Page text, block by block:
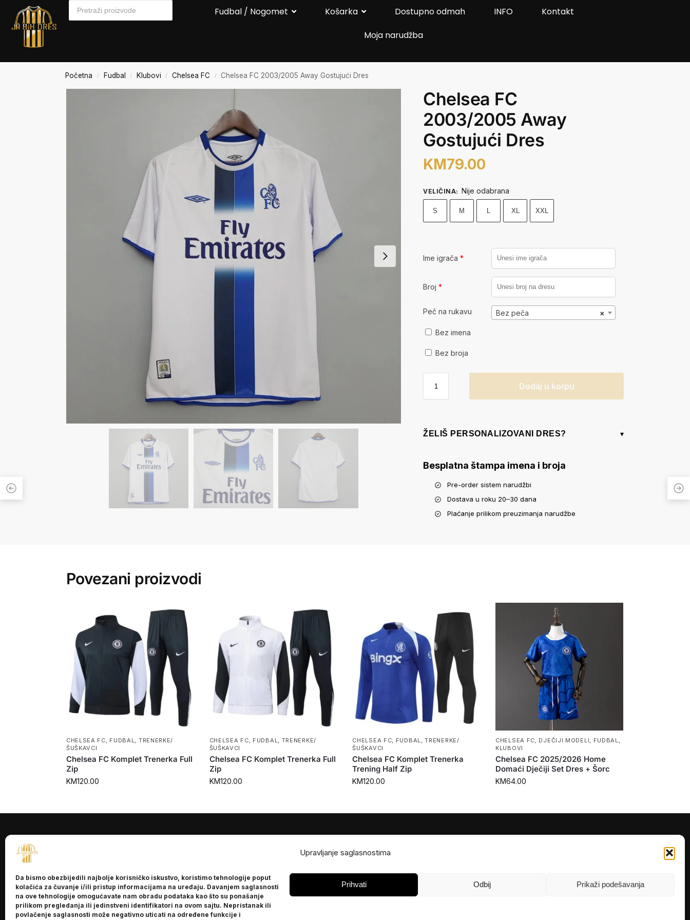
Upravljanje saglasnostima
Da bismo obezbijedili najbolje korisničko iskustvo, koristimo tehnologije poput
kolačića za čuvanje i/ili pristup informacijama na uređaju. Davanjem saglasnosti
na ove tehnologije omogućavate nam obradu podataka kao što su ponašanje
prilikom pregledanja ili jedinstveni identifikatori na ovom sajtu. Nepristanak ili
povlačenje saglasnosti može negativno uticati na određene funkcije i
Prihvati Odbij Prikaži podešavanja
Fudbal / Nogomet Košarka Dostupno odmah INFO
Kontakt
Moja narudžba
Početna / Fudbal / Klubovi / Chelsea FC / Chelsea FC 2003/2005 Away Gostujući Dres
Chelsea FC
2003/2005 Away
Gostujući Dres
KM79.00
VELIČINA: Nije odabrana
S M L XL XXL
Ime igrača*
Broj*
Peč na rukavu ×
Bez peča
Bez imena
Bez broja
Dodaj u korpu
ŽELIŠ PERSONALIZOVANI DRES? ▾
Besplatna štampa imena i broja
Pre-order sistem narudžbi
Dostava u roku 20–30 dana
Plaćanje prilikom preuzimanja narudžbe
Povezani proizvodi
CHELSEA FC FUDBAL
TRENERKE/
ŠUŠKAVCI
Chelsea FC Komplet Trenerka Full
Zip
KM120.00
CHELSEA FC FUDBAL
TRENERKE/
ŠUŠKAVCI
Chelsea FC Komplet Trenerka Full
Zip
KM120.00
CHELSEA FC FUDBAL ,TRENERKE/
ŠUŠKAVCI
Chelsea FC Komplet Trenerka
Trening Half Zip
KM120.00
CHELSEA FC DJEČIJI MODELI FUDBAL
KLUBOVI
Chelsea FC 2025/2026 Home
Domaći Dječiji Set Dres + Šorc
KM64.00
Kontakt
POMOĆ
Politika privatnosti